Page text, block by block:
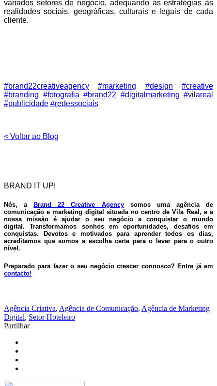
variados setores de negócio, adequando as estratégias às
realidades sociais, geográficas, culturais e legais de cada
cliente.
#brand22creativeagency #marketing #design
#creative
#branding #fotografia #brand22 #digitalmarketing #vilareal
#publicidade #redessociais
< Voltar ao Blog
BRAND IT UP!
Nós, a Brand 22 Creative Agencysomos uma agência de
comunicação e marketing digital situada no centro de Vila Real , e a
nossa missão é ajudar o seu negócio a conquistar o mundo
digital.Transformamos sonhos em oportunidades, desafios em
conquistas. Devotos e motivados para aprender todos os dias,
acreditamos que somos a escolha certa para o levar para o outro
nível.
Preparado para fazer o seu negócio crescer connosco? Entre já em
contacto!
Agência Criativa, Agência de Comunicação, Agência de Marketing
Digital, Setor Hoteleiro
Partilhar